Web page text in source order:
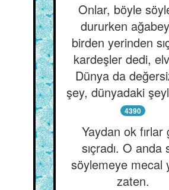
Onlar, böyle
dururken
birden yerinden
kardeşler dedi,
Dünya da
şey, dünyadaki
4390
Yaydan ok fırlar
sıçradı. O anda
söylemeye mecal
zaten.